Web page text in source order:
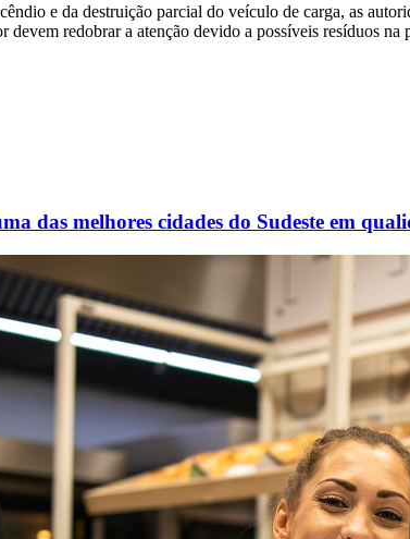
e da destruição parcial do veículo de carga, as
devem redobrar a atenção devido a possíveis resíduos
das melhores cidades do Sudeste em